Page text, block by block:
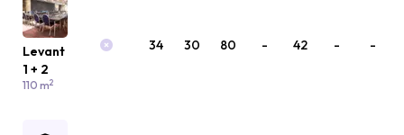
Levant
1 + 2
110 m2
34 30 80 - 42 - -